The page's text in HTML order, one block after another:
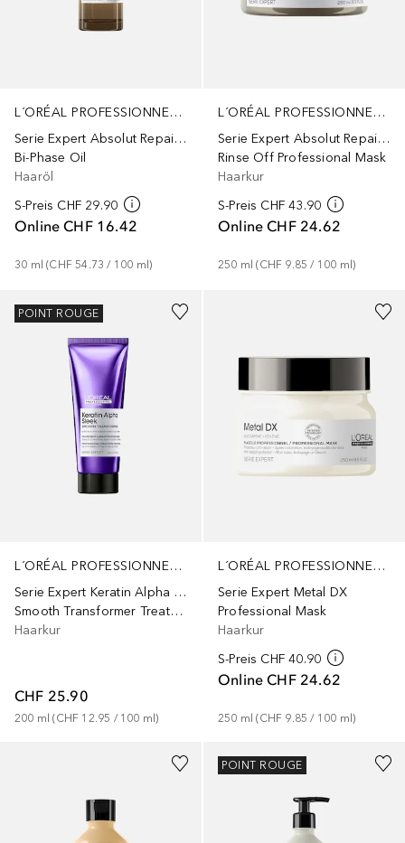
L´ORÉAL PROFESSIONNEL PARIS
Serie Expert Absolut Repair Molecular
Bi-Phase Oil
Haaröl
S-Preis CHF 29.90
Online CHF 16.42
30 ml (CHF 54.73 / 100 ml)
L´ORÉAL PROFESSIONNEL PARIS
Serie Expert Absolut Repair Molecular
Rinse Off Professional Mask
Haarkur
S-Preis CHF 43.90
Online CHF 24.62
250 ml (CHF 9.85 / 100 ml)
L´ORÉAL PROFESSIONNEL PARIS
Serie Expert Keratin Alpha Sleek
Smooth Transformer Treatment
Haarkur
CHF 25.90
200 ml (CHF 12.95 / 100 ml)
POINT ROUGE
L´ORÉAL PROFESSIONNEL PARIS
Serie Expert Metal DX
Professional Mask
Haarkur
S-Preis CHF 40.90
Online CHF 24.62
250 ml (CHF 9.85 / 100 ml)
POINT ROUGE